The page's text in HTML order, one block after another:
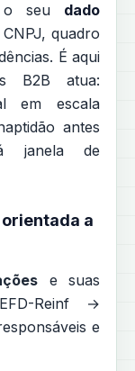
o seu dado
quadro
É aqui
B2B atua:
em escala
antes
janela de
a
e suas
Reinf →
e